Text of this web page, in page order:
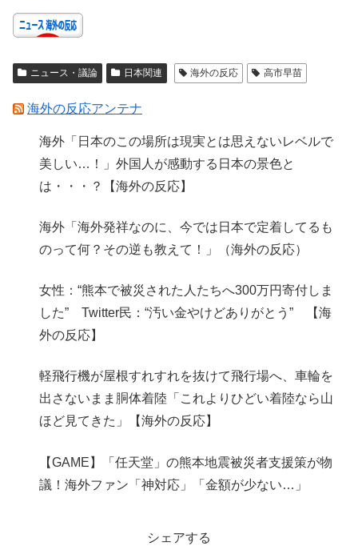
ニュース・議論 日本関連 海外の反応 高市早苗
海外の反応アンテナ
海外「日本のこの場所は現実とは思えないレベルで
美しい…！」外国人が感動する日本の景色と
は・・・？【海外の反応】
海外「海外発祥なのに、今では日本で定着してるも
のって何？その逆も教えて！」（海外の反応）
女性：“熊本で被災された人たちへ300万円寄付しま
した” Twitter民：“汚い金やけどありがとう” 【海
外の反応】
軽飛行機が屋根すれすれを抜けて飛行場へ、車輪を
出さないまま胴体着陸「これよりひどい着陸なら山
ほど見てきた」【海外の反応】
【GAME】「任天堂」の熊本地震被災者支援策が物
議！海外ファン「神対応」「金額が少ない…」
シェアする